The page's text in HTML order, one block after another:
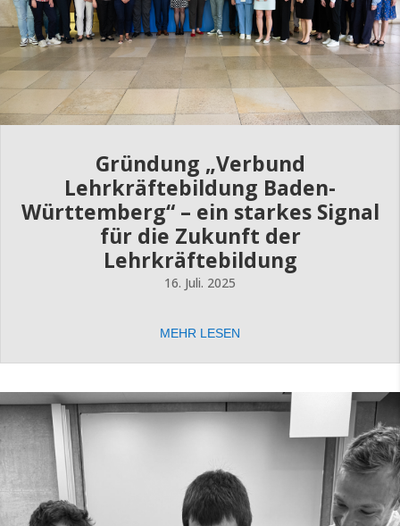
Gründung „Verbund
Lehrkräftebildung Baden-
Württemberg“ – ein starkes Signal
für die Zukunft der
Lehrkräftebildung
16. Juli. 2025
MEHR LESEN